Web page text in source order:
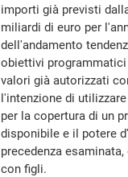
importi già previsti
miliardi di euro per
dell'andamento
obiettivi
valori già autorizzati
l'intenzione di
per la copertura di un
disponibile e il potere
precedenza
con figli.